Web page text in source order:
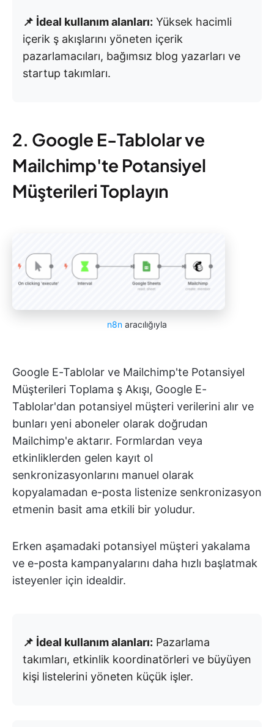
📌 İdeal kullanım alanları: Yüksek hacimli
içerik ş akışlarını yöneten içerik
pazarlamacıları, bağımsız blog yazarları ve
startup takımları.
2. Google E-Tablolar ve
Mailchimp'te Potansiyel
Müşterileri Toplayın
n8n aracılığıyla
Google E-Tablolar ve Mailchimp'te Potansiyel
Müşterileri Toplama ş Akışı, Google E-
Tablolar'dan potansiyel müşteri verilerini alır ve
bunları yeni aboneler olarak doğrudan
Mailchimp'e aktarır. Formlardan veya
etkinliklerden gelen kayıt ol
senkronizasyonlarını manuel olarak
kopyalamadan e-posta listenize senkronizasyon
etmenin basit ama etkili bir yoludur.
Erken aşamadaki potansiyel müşteri yakalama
ve e-posta kampanyalarını daha hızlı başlatmak
isteyenler için idealdir.
📌 İdeal kullanım alanları: Pazarlama
takımları, etkinlik koordinatörleri ve büyüyen
kişi listelerini yöneten küçük işler.